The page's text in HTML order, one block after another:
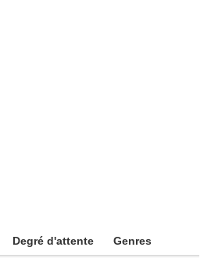
Degré d'attente Genres